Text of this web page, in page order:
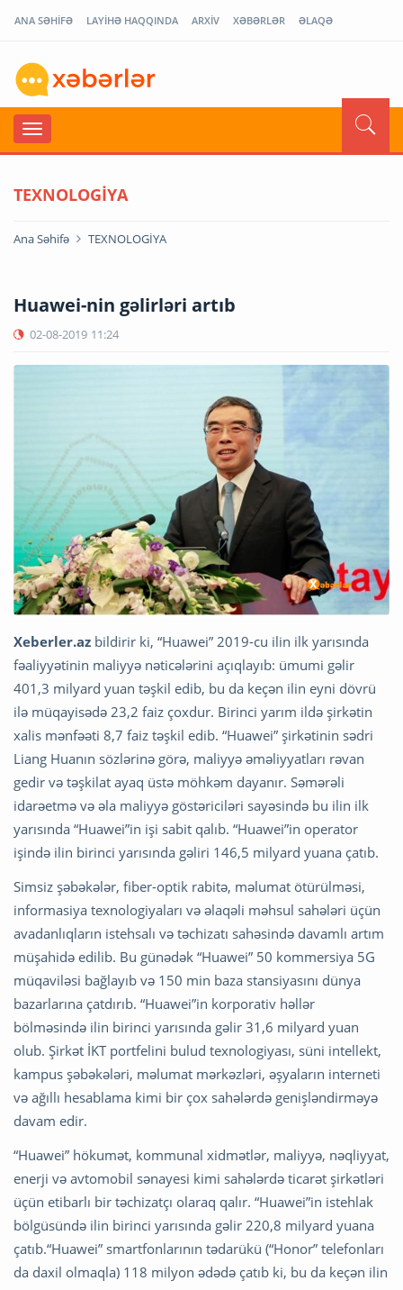
ANA SƏHİFƏ LAYİHƏ HAQQINDA ARXİV XƏBƏRLƏR ƏLAQƏ
TEXNOLOGİYA
Ana Səhifə TEXNOLOGİYA
Huawei-nin gəlirləri artıb
02-08-2019 11:24
Xeberler.az bildirir ki, “Huawei” 2019-cu ilin ilk yarısında
fəaliyyətinin maliyyə nəticələrini açıqlayıb: ümumi gəlir
401,3 milyard yuan təşkil edib, bu da keçən ilin eyni dövrü
ilə müqayisədə 23,2 faiz çoxdur. Birinci yarım ildə şirkətin
xalis mənfəəti 8,7 faiz təşkil edib. “Huawei” şirkətinin sədri
Liang Huanın sözlərinə görə, maliyyə əməliyyatları rəvan
gedir və təşkilat ayaq üstə möhkəm dayanır. Səmərəli
idarəetmə və əla maliyyə göstəriciləri sayəsində bu ilin ilk
yarısında “Huawei”in işi sabit qalıb. “Huawei”in operator
işində ilin birinci yarısında gəliri 146,5 milyard yuana çatıb.
Simsiz şəbəkələr, fiber-optik rabitə, məlumat ötürülməsi,
informasiya texnologiyaları və əlaqəli məhsul sahələri üçün
avadanlıqların istehsalı və təchizatı sahəsində davamlı artım
müşahidə edilib. Bu günədək “Huawei” 50 kommersiya 5G
müqaviləsi bağlayıb və 150 min baza stansiyasını dünya
bazarlarına çatdırıb. “Huawei”in korporativ həllər
bölməsində ilin birinci yarısında gəlir 31,6 milyard yuan
olub. Şirkət İKT portfelini bulud texnologiyası, süni intellekt,
kampus şəbəkələri, məlumat mərkəzləri, əşyaların interneti
və ağıllı hesablama kimi bir çox sahələrdə genişləndirməyə
davam edir.
“Huawei” hökumət, kommunal xidmətlər, maliyyə, nəqliyyat,
enerji və avtomobil sənayesi kimi sahələrdə ticarət şirkətləri
üçün etibarlı bir təchizatçı olaraq qalır. “Huawei”in istehlak
bölgüsündə ilin birinci yarısında gəlir 220,8 milyard yuana
çatıb.“Huawei” smartfonlarının tədarükü (“Honor” telefonları
da daxil olmaqla) 118 milyon ədədə çatıb ki, bu da keçən ilin